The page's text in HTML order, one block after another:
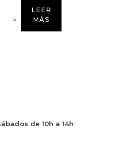
LEER
MÁS
de 10h a 14h